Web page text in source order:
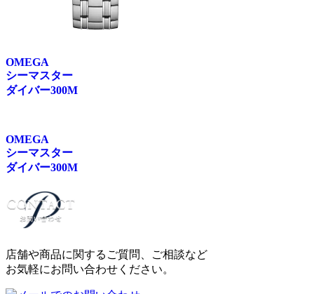
OMEGA
シーマスター
ダイバー300M
OMEGA
シーマスター
ダイバー300M
店舗や商品に関するご質問、ご相談など
お気軽にお問い合わせください。